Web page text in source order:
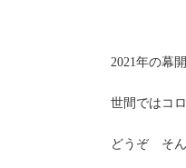
2021年の幕
世間ではコ
どうぞ そん